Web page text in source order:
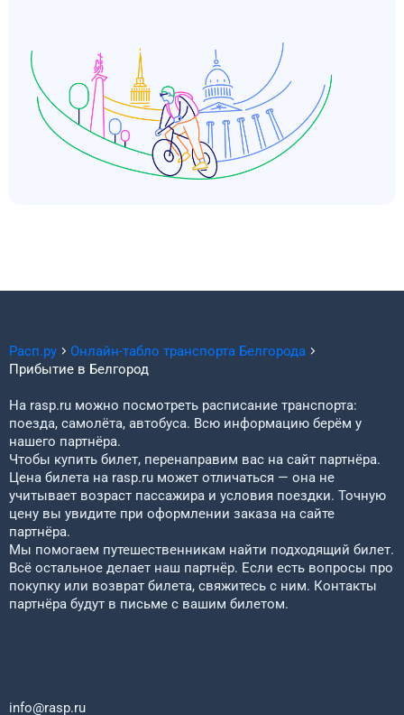
Расп.ру Онлайн-табло транспорта Белгорода
Прибытие в Белгород
На rasp.ru можно посмотреть расписание транспорта:
поезда, самолёта, автобуса. Всю информацию берём у
нашего партнёра.
Чтобы купить билет, перенаправим вас на сайт партнёра.
Цена билета на rasp.ru может отличаться — она не
учитывает возраст пассажира и условия поездки. Точную
цену вы увидите при оформлении заказа на сайте
партнёра.
Мы помогаем путешественникам найти подходящий билет.
Всё остальное делает наш партнёр. Если есть вопросы про
покупку или возврат билета, свяжитесь с ним. Контакты
партнёра будут в письме с вашим билетом.
info@rasp.ru